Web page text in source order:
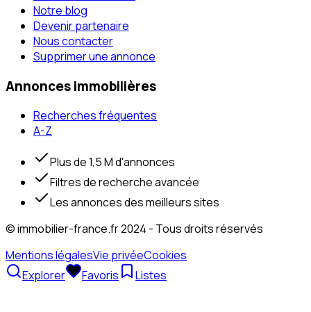
Notre blog
Devenir partenaire
Nous contacter
Supprimer une annonce
Annonces immobilières
Recherches fréquentes
A-Z
Plus de 1,5 M d'annonces
Filtres de recherche avancée
Les annonces des meilleurs sites
© immobilier-france.fr 2024 - Tous droits réservés
Mentions légalesVie privéeCookies
Explorer
Favoris Listes